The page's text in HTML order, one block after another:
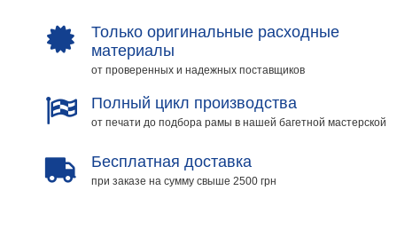
Только оригинальные расходные
материалы
от проверенных и надежных поставщиков
Полный цикл производства
от печати до подбора рамы в нашей багетной мастерской
Бесплатная доставка
при заказе на сумму свыше 2500 грн